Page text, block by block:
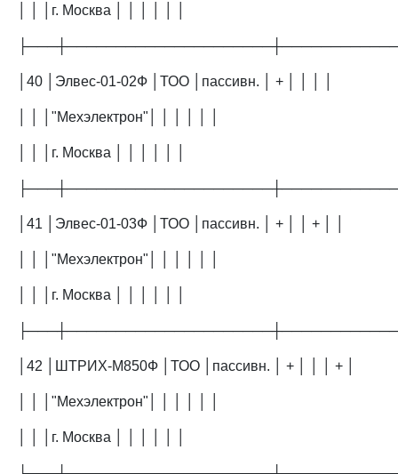
│ │ │г. Москва │ │ │ │ │ │
│40 │Элвес-01-02Ф │ТОО │пассивн. │ + │ │ │ │
│ │ │"Мехэлектрон"│ │ │ │ │ │
│ │ │г. Москва │ │ │ │ │ │
│41 │Элвес-01-03Ф │ТОО │пассивн. │ + │ │ + │ │
│ │ │"Мехэлектрон"│ │ │ │ │ │
│ │ │г. Москва │ │ │ │ │ │
│42 │ШТРИХ-М850Ф │ТОО │пассивн. │ + │ │ │ + │
│ │ │"Мехэлектрон"│ │ │ │ │ │
│ │ │г. Москва │ │ │ │ │ │